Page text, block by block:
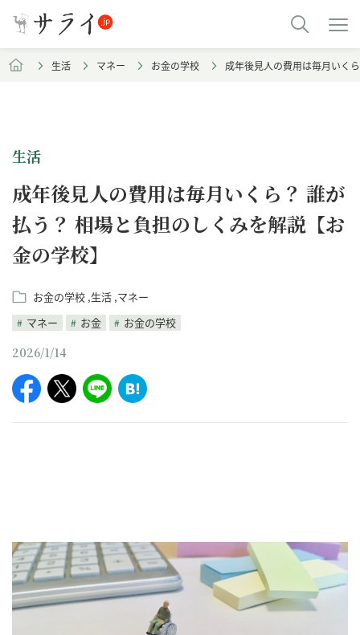
生活 マネー お金の学校 成年後見人の費用は毎月いく
生活
成年後見人の費用は毎月いくら？ 誰が
払う？ 相場と負担のしくみを解説【お
金の学校】
お金の学校 生活 マネー
マネー
お金 お金の学校
2026/1/14